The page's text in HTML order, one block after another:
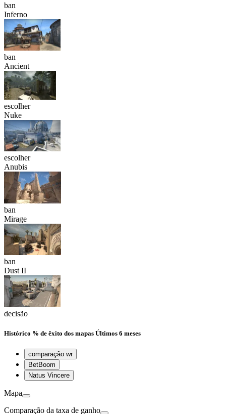
ban
Inferno
ban
Ancient
escolher
Nuke
escolher
Anubis
ban
Mirage
ban
Dust II
decisão
Histórico % de êxito dos mapas Últimos 6 meses
comparação wr
BetBoom
Natus Vincere
Mapa
Comparação da taxa de ganho